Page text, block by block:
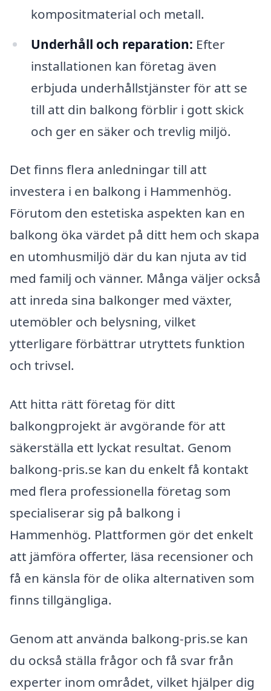
kompositmaterial och metall.
Underhåll och reparation: Efter
installationen kan företag även
erbjuda underhållstjänster för att se
till att din balkong förblir i gott skick
och ger en säker och trevlig miljö.
Det finns flera anledningar till att
investera i en balkong i Hammenhög.
Förutom den estetiska aspekten kan en
balkong öka värdet på ditt hem och skapa
en utomhusmiljö där du kan njuta av tid
med familj och vänner. Många väljer också
att inreda sina balkonger med växter,
utemöbler och belysning, vilket
ytterligare förbättrar utryttets funktion
och trivsel.
Att hitta rätt företag för ditt
balkongprojekt är avgörande för att
säkerställa ett lyckat resultat. Genom
balkong-pris.se kan du enkelt få kontakt
med flera professionella företag som
specialiserar sig på balkong i
Hammenhög. Plattformen gör det enkelt
att jämföra offerter, läsa recensioner och
få en känsla för de olika alternativen som
finns tillgängliga.
Genom att använda balkong-pris.se kan
du också ställa frågor och få svar från
experter inom området, vilket hjälper dig